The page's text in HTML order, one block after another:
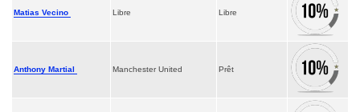
Matias Vecino Libre Libre
Anthony Martial Manchester United Prêt